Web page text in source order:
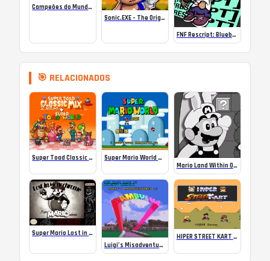
Campeões do Mundo (ISS) Online
Sonic.EXE – The Original Game Online
FNF Rescript: Blueballed
🎯 RELACIONADOS
Super Toad Classic Mix Deluxe (SNES) Romhack
Super Mario World 2025 (PT-BR)
Mario Land Within On MIT Scratch
Super Mario Lost in Monochrome
Luigi’s Misadventures 6 – Bambulua
HIPER STREET KART 1.7